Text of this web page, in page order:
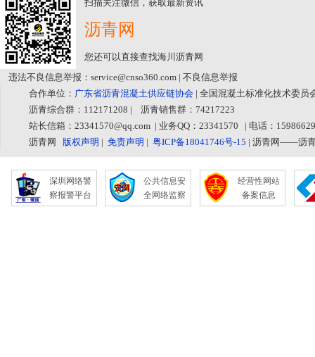
扫描关注微信，获取最新资讯
沥青网
您还可以直接查找海川沥青网
违法不良信息举报：service@cnso360.com | 不良信息举报
合作单位： 广东省沥青混凝土供应链协会 | 全国混凝土标准化技术委员
沥青综合群：112171208 | 沥青销售群：74217223
站长信箱：23341570@qq.com | 业务QQ：23341570 | 电话：
沥青网
版权声明 | 免责声明 | 粤ICP备18041746号-15 | 沥青网——沥
深圳网络警
察报警平台
公共信息安
全网络监察
经营性网站
备案信息